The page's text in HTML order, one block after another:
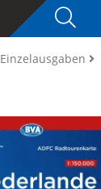
Einzelausgaben